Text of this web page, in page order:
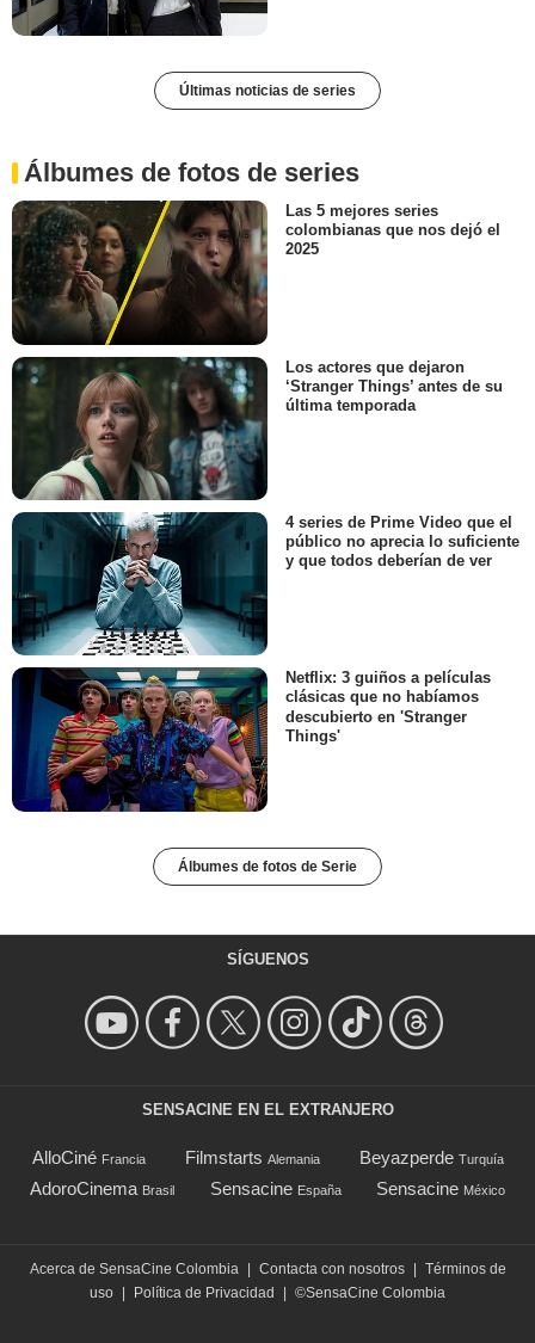
Últimas noticias de series
Álbumes de fotos de series
Las 5 mejores series
colombianas que nos dejó el
2025
Los actores que dejaron
‘Stranger Things’ antes de su
última temporada
4 series de Prime Video que el
público no aprecia lo suficiente
y que todos deberían de ver
Netflix: 3 guiños a películas
clásicas que no habíamos
descubierto en 'Stranger
Things'
Álbumes de fotos de Serie
SÍGUENOS
SENSACINE EN EL EXTRANJERO
AlloCiné Francia Filmstarts Alemania Beyazperde Turquía
AdoroCinema Brasil Sensacine España Sensacine México
Acerca de SensaCine Colombia | Contacta con nosotros | Términos de
uso | Política de Privacidad | ©SensaCine Colombia